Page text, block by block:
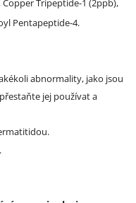
Tripeptide-1 (2ppb),
Pentapeptide-4.
abnormality, jako jsou
jej používat a